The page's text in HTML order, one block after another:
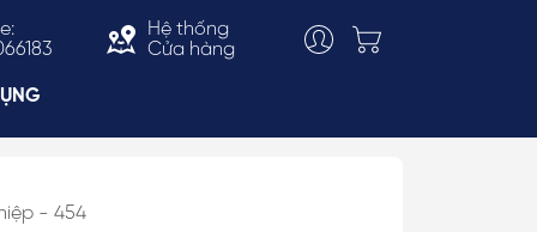
Hệ thống
Cửa hàng
- 454